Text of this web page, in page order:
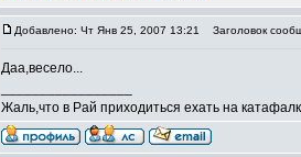
Добавлено: Чт Янв 25, 2007 13:21 Заголовок
Даа,весело...
Жаль,что в Рай приходиться ехать на